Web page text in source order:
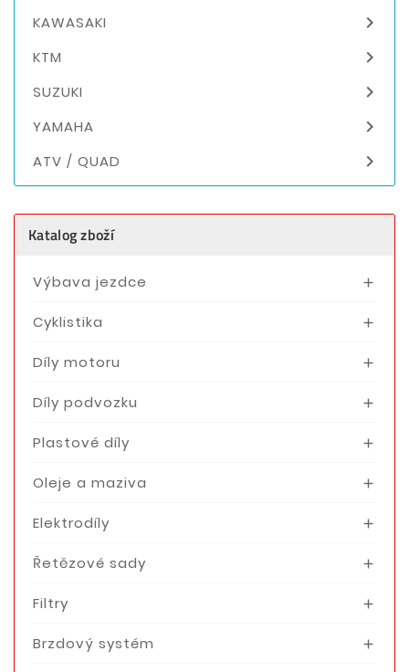
KAWASAKI 
KTM 
SUZUKI 
YAMAHA 
ATV / QUAD 
Katalog zboží
Výbava jezdce 
Cyklistika 
Díly motoru 
Díly podvozku 
Plastové díly 
Oleje a maziva 
Elektrodíly 
Řetězové sady 
Filtry 
Brzdový systém 